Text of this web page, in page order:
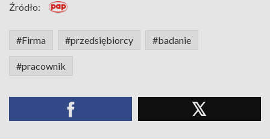
Źródło:
#Firma #przedsiębiorcy #badanie
#pracownik